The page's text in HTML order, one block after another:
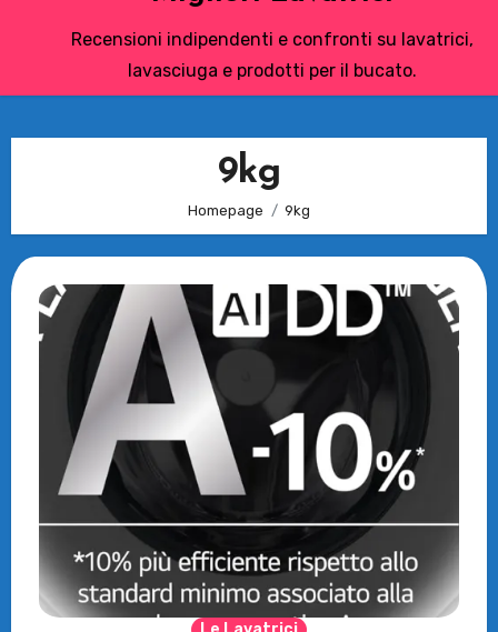
Recensioni indipendenti e confronti su lavatrici,
lavasciuga e prodotti per il bucato.
9kg
Homepage 9kg